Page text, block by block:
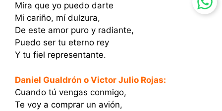
Mira que yo puedo darte
Mi cariño, mí dulzura,
De este amor puro y radiante,
Puedo ser tu eterno rey
Y tu fiel representante.
Daniel Gualdrón o Victor Julio Rojas:
Cuando tú vengas conmigo,
Te voy a comprar un avión,